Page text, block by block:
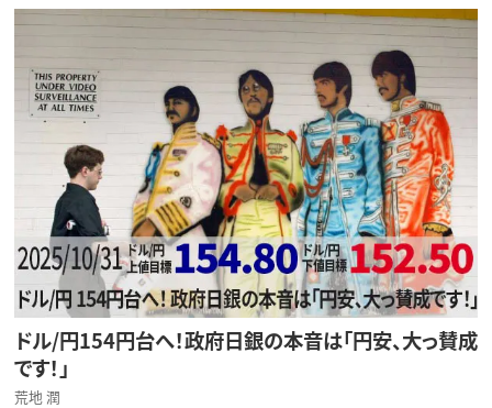
ドル/円154円台へ！政府日銀の本音は「円安、大っ賛成
です！」
荒地 潤